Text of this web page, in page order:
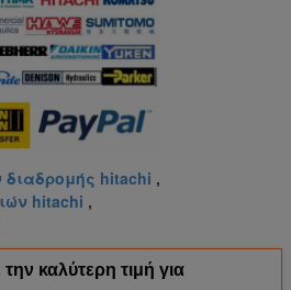
hitachi ,
hitachi ,
καλύτερη τιμή για